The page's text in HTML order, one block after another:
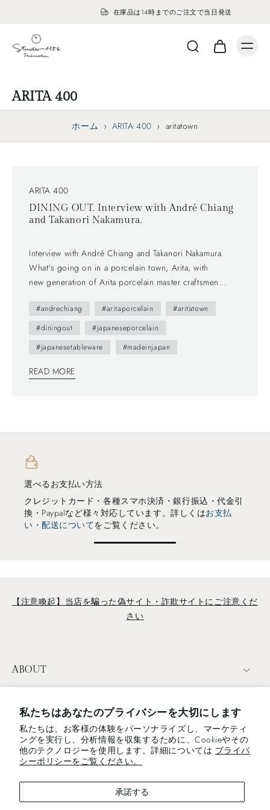
私たちはあなたのプライバシーを大切にします
私たちは、お客様の体験をパーソナライズし、マーケティ
ングを実行し、分析情報を収集するために、Cookieやその
他のテクノロジーを使用します。詳細については プライバ
シーポリシーをご覧ください。
承諾する
在庫品は14時までのご注文で当日発送
ARITA 400
ホーム › ARITA 400 › aritatown
ARITA 400
DINING OUT. Interview with André Chiang
and Takanori Nakamura.
Interview with André Chiang and Takanori Nakamura.
What's going on in a porcelain town, Arita, with
new generation of Arita porcelain master craftsmen...
#andrechiang #aritaporcelain
#aritatown
#diningout
#japaneseporcelain
#japanesetableware
#madeinjapan
READ MORE
選べるお支払い方法
クレジットカード・各種スマホ決済・銀行振込・代金引
換・Paypalなど様々対応しています。詳しくはお支払
い・配送についてをご覧ください。
【注意喚起】当店を騙った偽サイト・詐欺サイトにご注意くだ
さい
ABOUT
NEWSLETTER
電子メール